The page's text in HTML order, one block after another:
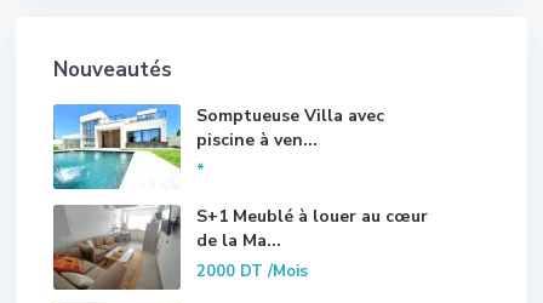
Nouveautés
Somptueuse Villa avec
piscine à ven...
*
S+1 Meublé à louer au cœur
de la Ma...
2000 DT/Mois